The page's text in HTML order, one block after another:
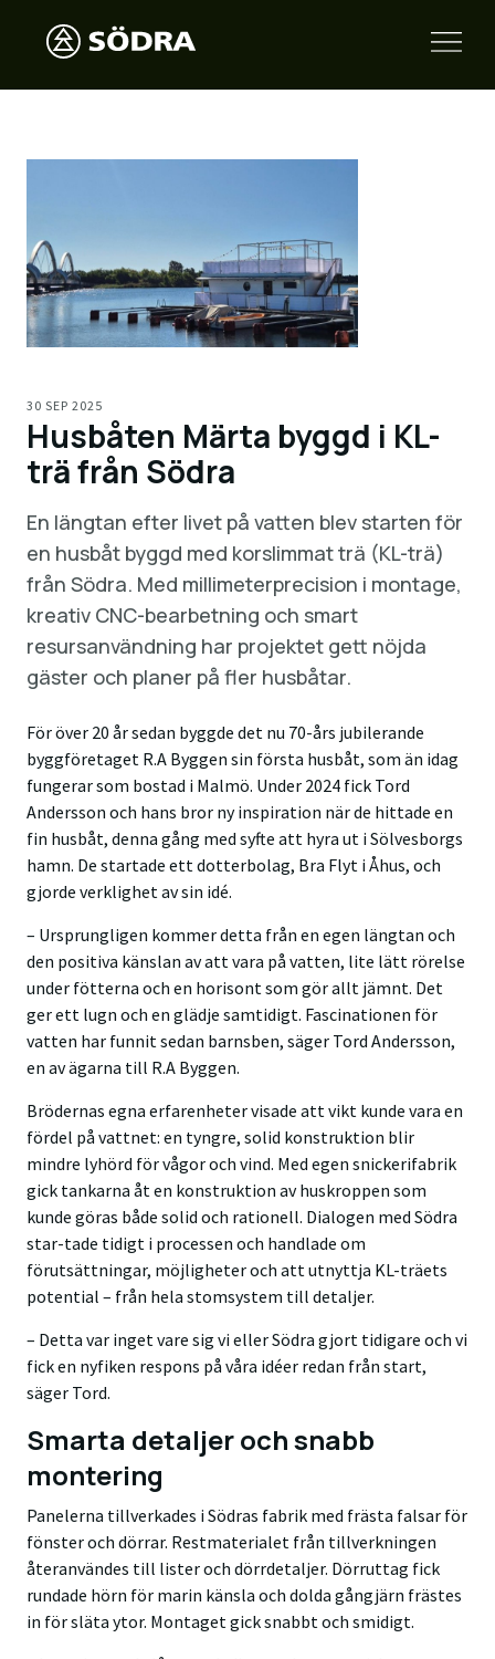
30 SEP 2025
Husbåten Märta byggd i KL-
trä från Södra
En längtan efter livet på vatten blev starten för
en husbåt byggd med korslimmat trä (KL-trä)
från Södra. Med millimeterprecision i montage,
kreativ CNC-bearbetning och smart
resursanvändning har projektet gett nöjda
gäster och planer på fler husbåtar.
För över 20 år sedan byggde det nu 70-års jubilerande
byggföretaget R.A Byggen sin första husbåt, som än idag
fungerar som bostad i Malmö. Under 2024 fick Tord
Andersson och hans bror ny inspiration när de hittade en
fin husbåt, denna gång med syfte att hyra ut i Sölvesborgs
hamn. De startade ett dotterbolag, Bra Flyt i Åhus, och
gjorde verklighet av sin idé.
– Ursprungligen kommer detta från en egen längtan och
den positiva känslan av att vara på vatten, lite lätt rörelse
under fötterna och en horisont som gör allt jämnt. Det
ger ett lugn och en glädje samtidigt. Fascinationen för
vatten har funnit sedan barnsben, säger Tord Andersson,
en av ägarna till R.A Byggen.
Brödernas egna erfarenheter visade att vikt kunde vara en
fördel på vattnet: en tyngre, solid konstruktion blir
mindre lyhörd för vågor och vind. Med egen snickerifabrik
gick tankarna åt en konstruktion av huskroppen som
kunde göras både solid och rationell. Dialogen med Södra
star-tade tidigt i processen och handlade om
förutsättningar, möjligheter och att utnyttja KL-träets
potential – från hela stomsystem till detaljer.
– Detta var inget vare sig vi eller Södra gjort tidigare och vi
fick en nyfiken respons på våra idéer redan från start,
säger Tord.
Smarta detaljer och snabb
montering
Panelerna tillverkades i Södras fabrik med frästa falsar för
fönster och dörrar. Restmaterialet från tillverkningen
återanvändes till lister och dörrdetaljer. Dörruttag fick
rundade hörn för marin känsla och dolda gångjärn frästes
in för släta ytor. Montaget gick snabbt och smidigt.